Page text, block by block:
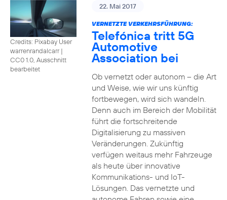
Credits: Pixabay User
warrenrandalcarr|
CC0 1.0, Ausschnitt
bearbeitet
22. Mai 2017
VERNETZTE VERKEHRSFÜHRUNG:
Telefónica tritt 5G
Automotive
Association bei
Ob vernetzt oder autonom – die Art
und Weise, wie wir uns künftig
fortbewegen, wird sich wandeln.
Denn auch im Bereich der Mobilität
führt die fortschreitende
Digitalisierung zu massiven
Veränderungen. Zukünftig
verfügen weitaus mehr Fahrzeuge
als heute über innovative
Kommunikations- und IoT-
Lösungen. Das vernetzte und